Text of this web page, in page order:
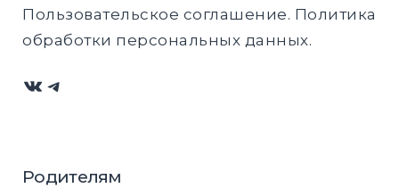
Пользовательское соглашение. Политика
обработки персональных данных.
ВКонтакте
Telegram
Родителям